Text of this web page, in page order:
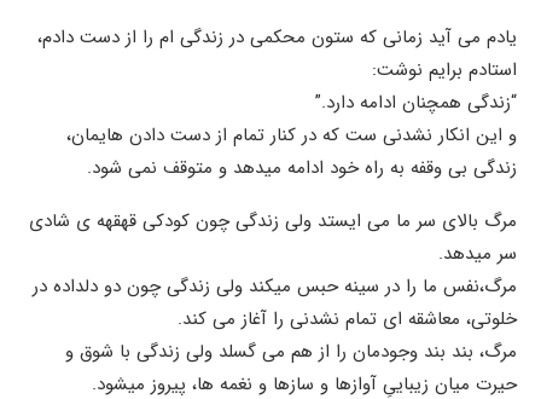
یادم می آید زمانی که ستون محکمی در زندگی ام را از دست دادم،
استادم برایم نوشت:
“زندگی همچنان ادامه دارد.”
و این انکار نشدنی ست که در کنار تمام از دست دادن هایمان،
زندگی بی وقفه به راه خود ادامه میدهد و متوقف نمی شود.
مرگ بالای سر ما می ایستد ولی زندگی چون کودکی قهقهه ی شادی
سر میدهد.
مرگ،نفس ما را در سینه حبس میکند ولی زندگی چون دو دلداده در
خلوتی، معاشقه ای تمام نشدنی را آغاز می کند.
مرگ، بند بند وجودمان را از هم می گسلد ولی زندگی با شوق و
حیرت میان زیباییِ آوازها و سازها و نغمه ها، پیروز میشود.